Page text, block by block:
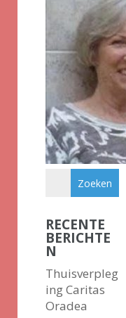
RECENTE
BERICHTE
N
Thuisverpleg
ing Caritas
Oradea